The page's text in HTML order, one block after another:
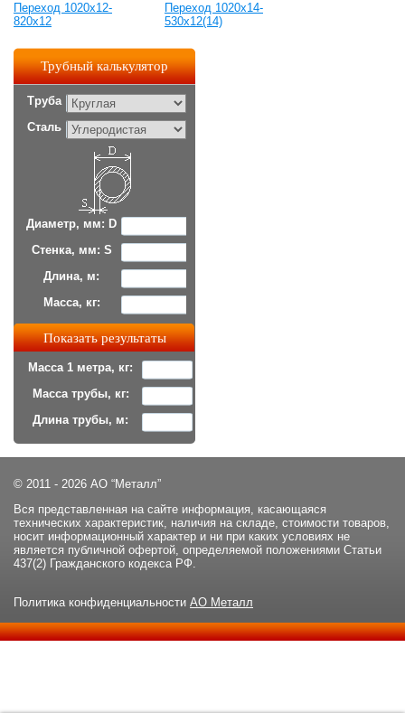
Переход 1020x12-
820x12
Переход 1020x14-
530x12(14)
Трубный калькулятор
Труба
Сталь
Диаметр, мм: D
Стенка, мм: S
Длина, м:
Масса, кг:
Масса 1 метра, кг:
Масса трубы, кг:
Длина трубы, м:
© 2011 - 2026 АО “Металл”
Вся представленная на сайте информация, касающаяся
технических характеристик, наличия на складе, стоимости товаров,
носит информационный характер и ни при каких условиях не
является публичной офертой, определяемой положениями Статьи
437(2) Гражданского кодекса РФ.
Политика конфиденциальности АО Металл